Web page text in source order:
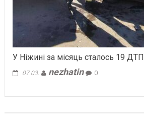
У Ніжині за місяць сталось 19 ДТП
07.03. nezhatin 0